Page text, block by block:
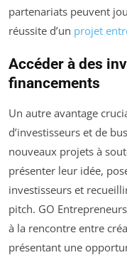
partenariats peuvent
réussite d’un projet
Accéder à des
financements
Un autre avantage
d’investisseurs et de
nouveaux projets à
présenter leur idée,
investisseurs et
pitch. GO
à la rencontre entre
présentant une